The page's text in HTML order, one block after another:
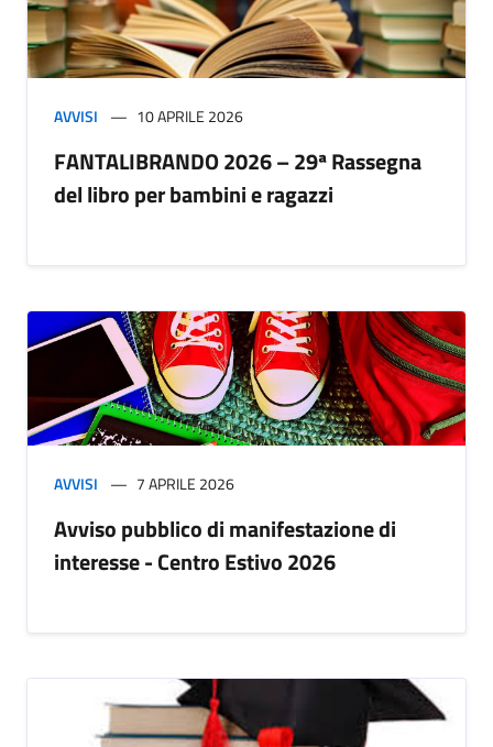
AVVISI 10 APRILE 2026
FANTALIBRANDO 2026 – 29ª Rassegna
del libro per bambini e ragazzi
AVVISI 7 APRILE 2026
Avviso pubblico di manifestazione di
interesse - Centro Estivo 2026